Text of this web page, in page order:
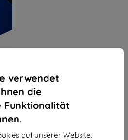
verwendet
die
Funktionalität
auf unserer Website.